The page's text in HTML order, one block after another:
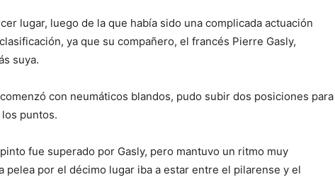
lugar, luego de la que había sido una complicada actuación
ya que su compañero, el francés Pierre Gasly,
suya.
con neumáticos blandos, pudo subir dos posiciones para
puntos.
fue superado por Gasly, pero mantuvo un ritmo muy
pelea por el décimo lugar iba a estar entre el pilarense y el